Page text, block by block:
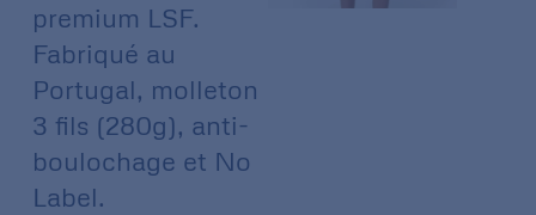
premium LSF.
Fabriqué au
Portugal, molleton
3 fils (280g), anti-
boulochage et No
Label.